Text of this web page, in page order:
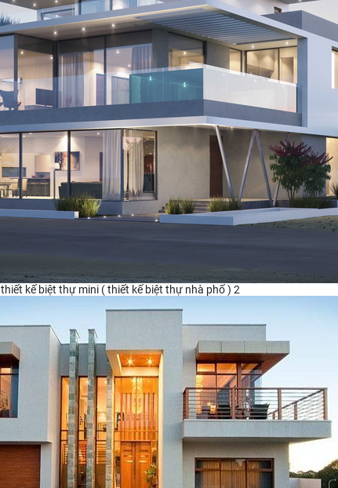
thiết kế biệt thự mini ( thiết kế biệt thự nhà phố ) 2